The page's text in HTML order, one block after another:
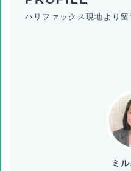
ハリファックス現地より留
ミ